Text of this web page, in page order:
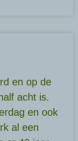
en op de
acht is.
en ook
al een